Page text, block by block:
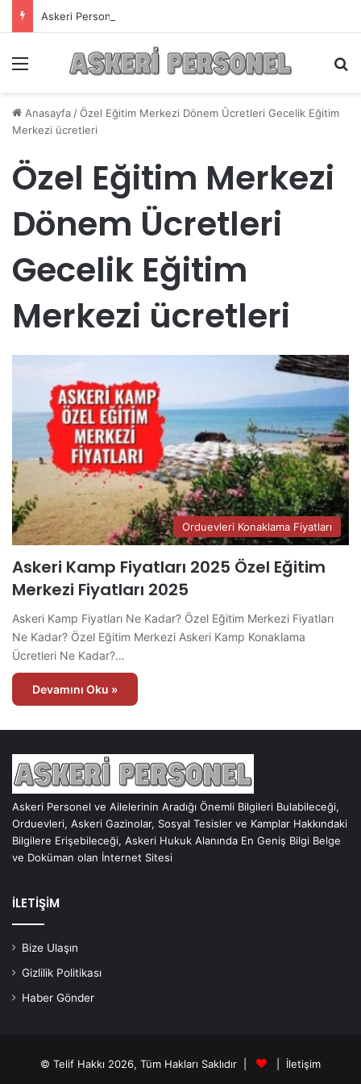
Askeri Personelin Güncel Haber ve Bilgi Sitesi.
Anasayfa /Özel Eğitim Merkezi Dönem Ücretleri Gecelik Eğitim
Merkezi ücretleri
Özel Eğitim Merkezi
Dönem Ücretleri
Gecelik Eğitim
Merkezi ücretleri
Orduevleri Konaklama Fiyatları
Askeri Kamp Fiyatları 2025 Özel Eğitim
Merkezi Fiyatları 2025
Askeri Kamp Fiyatları Ne Kadar? Özel Eğitim Merkezi Fiyatları
Ne Kadar? Özel Eğitim Merkezi Askeri Kamp Konaklama
Ücretleri Ne Kadar?…
Devamını Oku »
Askeri Personel ve Ailelerinin Aradığı Önemli Bilgileri Bulabileceği,
Orduevleri, Askeri Gazinolar, Sosyal Tesisler ve Kamplar Hakkındaki
Bilgilere Erişebileceği, Askeri Hukuk Alanında En Geniş Bilgi Belge
ve Doküman olan İnternet Sitesi
İLETİŞİM
Bize Ulaşın
Gizlilik Politikası
Haber Gönder
© Telif Hakkı 2026, Tüm Hakları Saklıdır | İletişim